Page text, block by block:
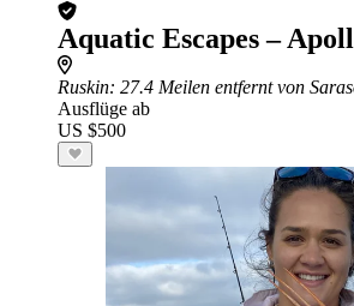
Aquatic Escapes –
Ruskin: 27.4 Meilen entfernt von
Ausflüge ab
US $500